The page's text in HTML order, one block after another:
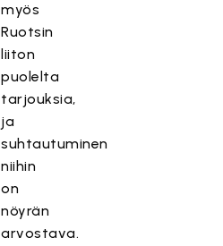
myös
Ruotsin
liiton
puolelta
tarjouksia,
ja
suhtautuminen
niihin
on
nöyrän
arvostava.